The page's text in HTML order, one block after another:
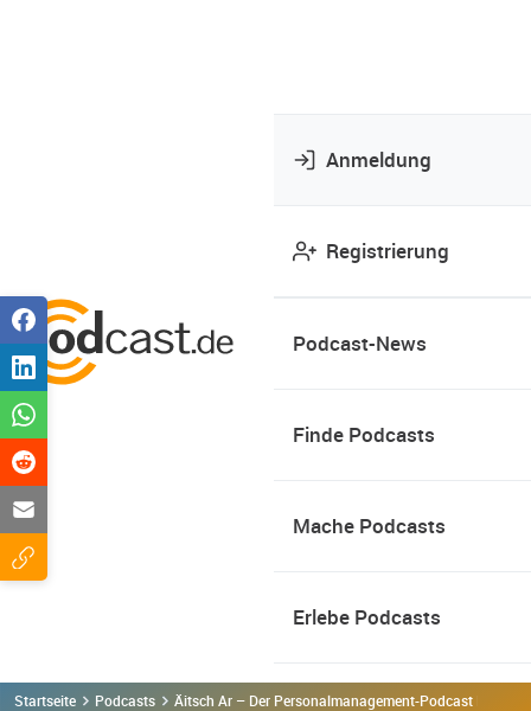
Anmeldung
Registrierung
Podcast-News
Finde Podcasts
Mache Podcasts
Erlebe Podcasts
Startseite Podcasts Äitsch Ar – Der Personalmanagement-Podcast Podcast